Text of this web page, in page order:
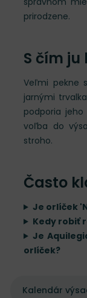
prirodzene.
S čím
Veľmi pekne
jarnými
podporia
voľba do
stroho.
Často
Je orlíček
Kedy robiť
Je
orlíček?
Kalendár